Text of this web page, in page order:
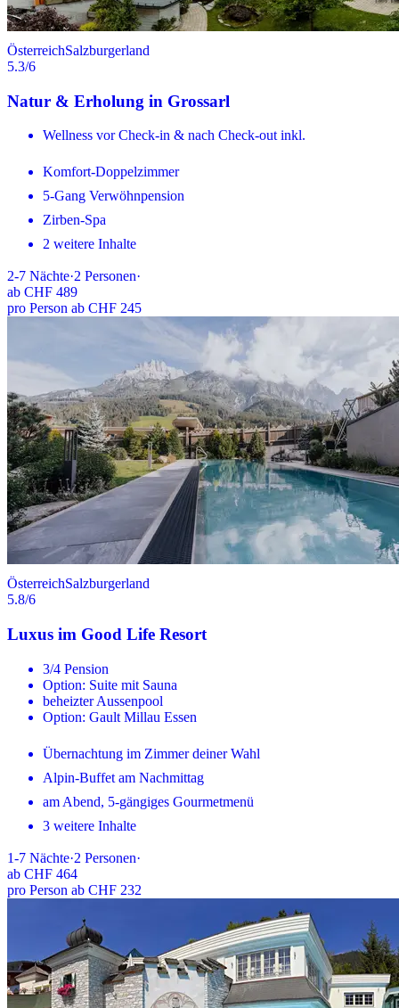
ÖsterreichSalzburgerland
5.3/6
Natur & Erholung in Grossarl
Wellness vor Check-in & nach Check-out inkl.
Komfort-Doppelzimmer
5-Gang Verwöhnpension
Zirben-Spa
2 weitere Inhalte
2-7 Nächte·2 Personen·
ab CHF 489
pro Person ab CHF 245
ÖsterreichSalzburgerland
5.8/6
Luxus im Good Life Resort
3/4 Pension
Option: Suite mit Sauna
beheizter Aussenpool
Option: Gault Millau Essen
Übernachtung im Zimmer deiner Wahl
Alpin-Buffet am Nachmittag
am Abend, 5-gängiges Gourmetmenü
3 weitere Inhalte
1-7 Nächte·2 Personen·
ab CHF 464
pro Person ab CHF 232